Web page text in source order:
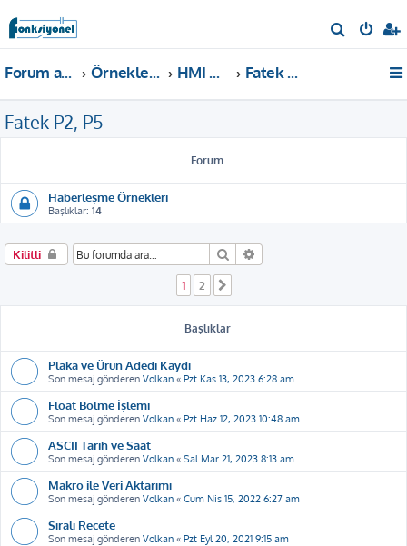
r
Forum ana sayfa Örnekler ve Dokümanlar HMI Örnekleri Fatek P2, P5
Fatek P2, P5
Forum
Haberleşme Örnekleri
Başlıklar: 14
Kilitli Ara
1 2
Başlıklar
Plaka ve Ürün Adedi Kaydı
Son mesaj gönderen Volkan « Pzt Kas 13, 2023 6:28 am
Float Bölme İşlemi
Son mesaj gönderen Volkan « Pzt Haz 12, 2023 10:48 am
ASCII Tarih ve Saat
Son mesaj gönderen Volkan « Sal Mar 21, 2023 8:13 am
Makro ile Veri Aktarımı
Son mesaj gönderen Volkan « Cum Nis 15, 2022 6:27 am
Sıralı Reçete
Son mesaj gönderen Volkan « Pzt Eyl 20, 2021 9:15 am